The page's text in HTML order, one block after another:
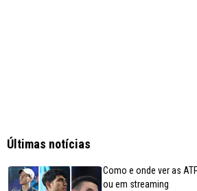
Últimas notícias
Como e onde ver as
ou em streaming